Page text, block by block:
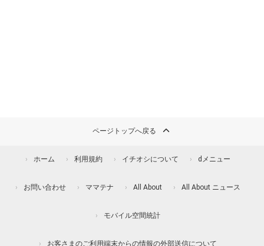
ページトップへ戻る
ホーム 利用規約 イチオシについて dメニュー
お問い合わせ ママテナ All About All About ニュース
モバイル空間統計
お客さまのご利用端末からの情報の外部送信について